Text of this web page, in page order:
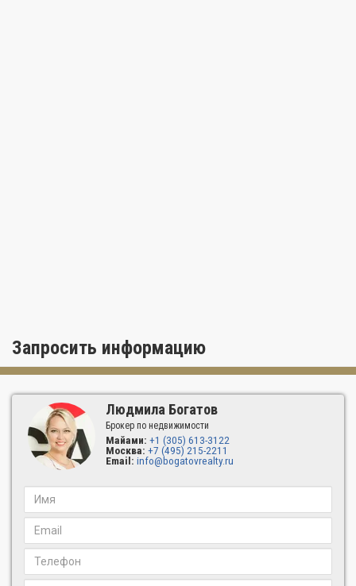
Запросить информацию
Людмила Богатов
Брокер по недвижимости
Майами: +1 (305) 613-3122
Москва: +7 (495) 215-2211
Email: info@bogatovrealty.ru